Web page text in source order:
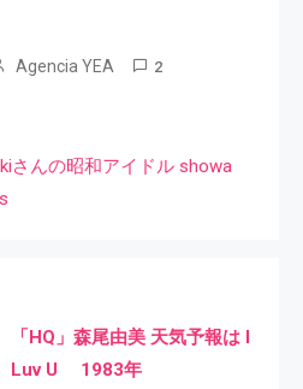
Agencia YEA 2
さんの昭和アイドル showa
「HQ」森尾由美 天気予報は I
Luv U 1983年